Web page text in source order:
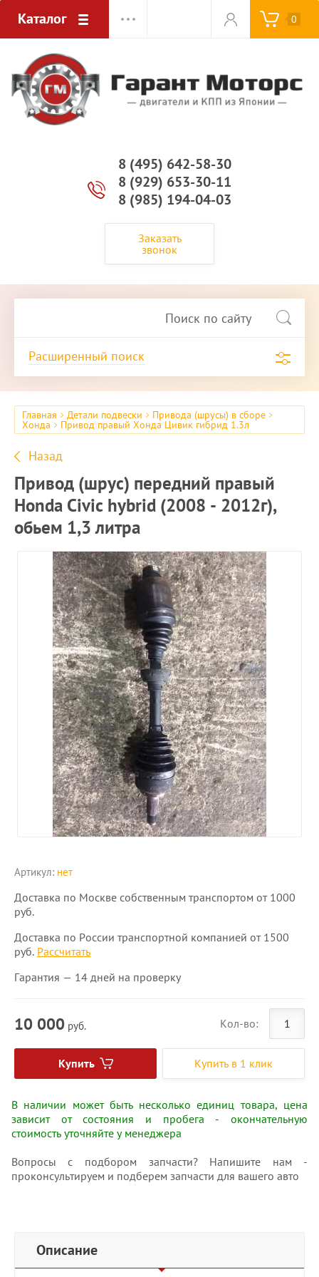
Каталог 0
8 (495) 642-58-30
8 (929) 653-30-11
8 (985) 194-04-03
Заказать
звонок
Расширенный поиск
Главная Детали подвески Привода (шрусы) в сборе
Хонда Привод правый Хонда Цивик гибрид 1.3л
Назад
Привод (шрус) передний правый
Honda Civic hybrid (2008 - 2012г),
обьем 1,3 литра
Артикул: нет
Доставка по Москве собственным транспортом от 1000
руб.
Доставка по России транспортной компанией от 1500
руб. Рассчитать
Гарантия — 14 дней на проверку
10 000 руб. Кол-во:
Купить Купить в 1 клик
В наличии может быть несколько единиц товара, цена
зависит от состояния и пробега - окончательную
стоимость уточняйте у менеджера
Вопросы с подбором запчасти? Напишите нам -
проконсультируем и подберем запчасти для вашего авто
Описание